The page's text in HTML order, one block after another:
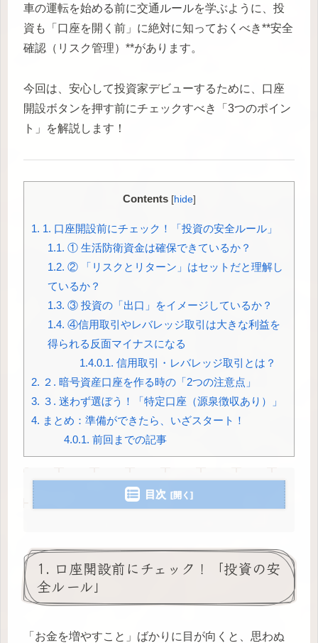
車の運転を始める前に交通ルールを学ぶように、投
資も「口座を開く前」に絶対に知っておくべき**安全
確認（リスク管理）**があります。
今回は、安心して投資家デビューするために、口座
開設ボタンを押す前にチェックすべき「3つのポイン
ト」を解説します！
Contents [hide]
1. 1. 口座開設前にチェック！「投資の安全ルール」
1.1. ① 生活防衛資金は確保できているか？
1.2. ② 「リスクとリターン」はセットだと理解し
ているか？
1.3. ③ 投資の「出口」をイメージしているか？
1.4. ④信用取引やレバレッジ取引は大きな利益を
得られる反面マイナスになる
1.4.0.1. 信用取引・レバレッジ取引とは？
2. ２. 暗号資産口座を作る時の「2つの注意点」
3. ３. 迷わず選ぼう！「特定口座（源泉徴収あり）」
4. まとめ：準備ができたら、いざスタート！
4.0.1. 前回までの記事
目次
1. 口座開設前にチェック！「投資の安
全ルール」
「お金を増やすこと」ばかりに目が向くと、思わぬ